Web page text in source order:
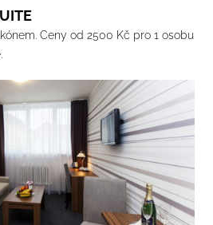
Ceny od 2500 Kč pro 1 osobu